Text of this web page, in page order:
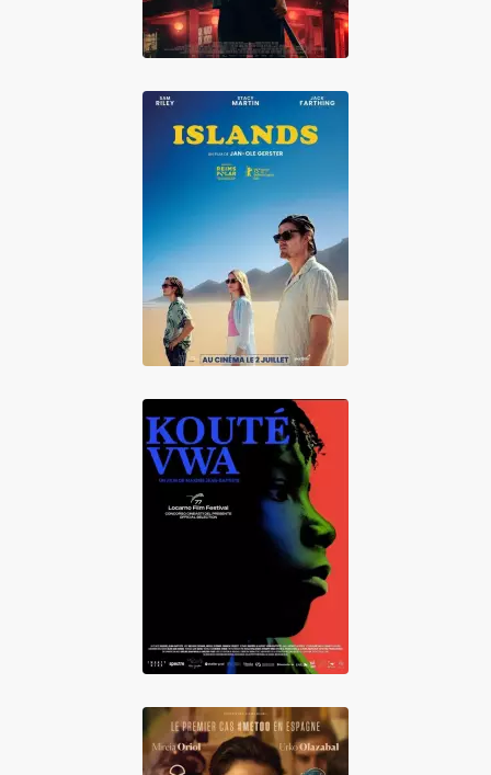
Islands
Kouté Vwa